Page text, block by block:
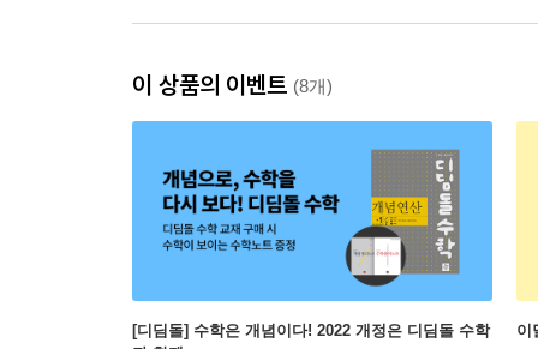
이 상품의 이벤트 (8개)
[디딤돌] 수학은 개념이다! 2022 개정은 디딤돌 수학
이